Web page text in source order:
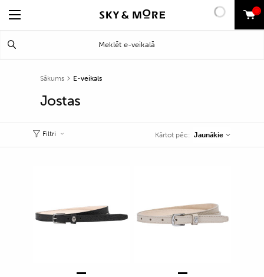
0
Sākums E-veikals
Jostas
Filtri Kārtot pēc: Jaunākie